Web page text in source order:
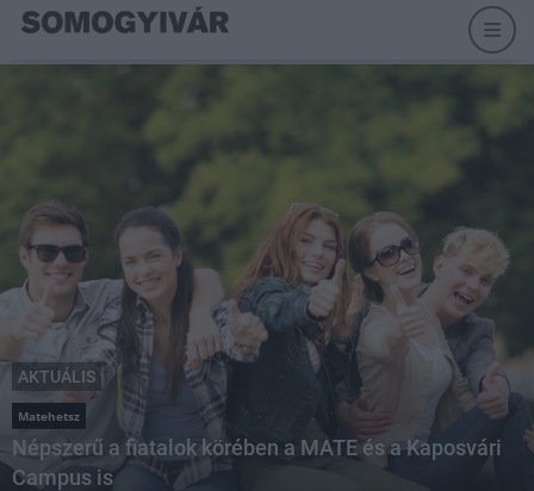
AKTUÁLIS
Matehetsz
Népszerű a fiatalok körében a MATE és a Kaposvári
Campus is